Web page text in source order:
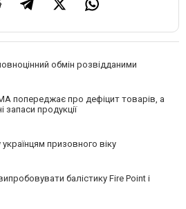
обмін розвідданими
попереджає про дефіцит товарів, а
запаси продукції
призовного віку
балістику Fire Point і